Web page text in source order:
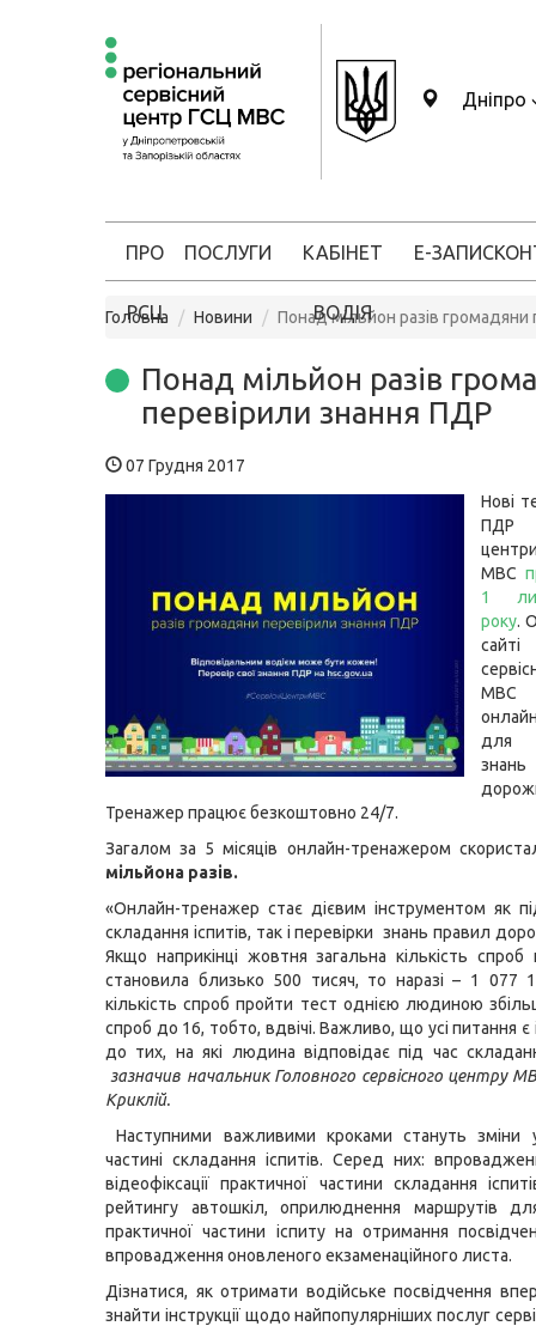
Дніпро
ПРО
РСЦ
ПОСЛУГИ КАБІНЕТ
ВОДІЯ
Е-ЗАПИС
Головна Новини Понад мільйон разів
Понад мільйон разів
перевірили знання ПДР
07 Грудня 2017
Нові
ПДР
МВС
1
року.
МВС
для
Тренажер працює безкоштовно 24/7.
Загалом за 5 місяців онлайн-тренажером
мільйона разів.
«Онлайн-тренажер стає дієвим інструментом як
складання іспитів, так і перевірки знань правил
Якщо наприкінці жовтня загальна кількість
становила близько 500 тисяч, то наразі – 1 077
кількість спроб пройти тест однією людиною
спроб до 16, тобто, вдвічі. Важливо, що усі питання
до тих, на які людина відповідає під час
зазначив начальник Головного сервісного центру
Криклій.
Наступними важливими кроками стануть зміни
частині складання іспитів. Серед них:
відеофіксації практичної частини складання
рейтингу автошкіл, оприлюднення маршрутів
практичної частини іспиту на отримання
впровадження оновленого екзаменаційного листа.
Дізнатися, як отримати водійське посвідчення
знайти інструкції щодо найпопулярніших послуг